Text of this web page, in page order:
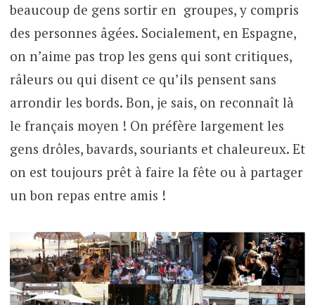
beaucoup de gens sortir en groupes, y compris
des personnes âgées. Socialement, en Espagne,
on n’aime pas trop les gens qui sont critiques,
râleurs ou qui disent ce qu’ils pensent sans
arrondir les bords. Bon, je sais, on reconnaît là
le français moyen ! On préfère largement les
gens drôles, bavards, souriants et chaleureux. Et
on est toujours prêt à faire la fête ou à partager
un bon repas entre amis !